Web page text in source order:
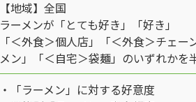
【地域】全国
ラーメンが「とても好き」「好き」
「＜外食＞個人店」「＜外食＞チェ
メン」「＜自宅＞袋麺」のいずれかを
・「ラーメン」に対する好意度